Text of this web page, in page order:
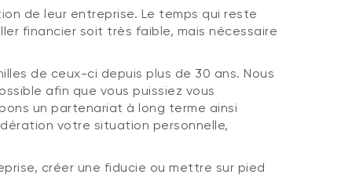
de leur entreprise. Le temps qui reste
financier soit très faible, mais nécessaire
de ceux-ci depuis plus de 30 ans. Nous
afin que vous puissiez vous
un partenariat à long terme ainsi
votre situation personnelle,
créer une fiducie ou mettre sur pied